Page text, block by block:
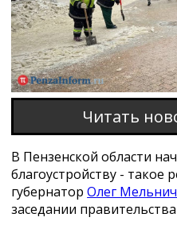
Читать
В Пензенской области
благоустройству - такое
губернаторОлег
заседании